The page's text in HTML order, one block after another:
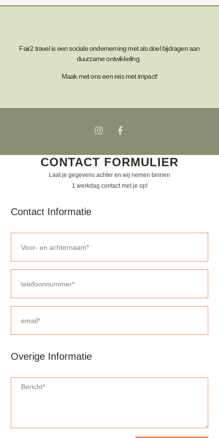
Fair2.travel is een sociale onderneming met als doel bijdragen aan
duurzame ontwikkeling.
Maak met ons een reis met impact!
CONTACT FORMULIER
Laat je gegevens achter en wij nemen binnen
1 werkdag contact met je op!
Contact Informatie
Overige Informatie